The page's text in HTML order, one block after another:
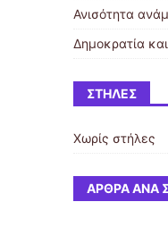
Ανισότητα
Δημοκρατία
ΣΤΉΛΕΣ
Χωρίς στήλες
ΆΡΘΡΑ ΑΝΆ